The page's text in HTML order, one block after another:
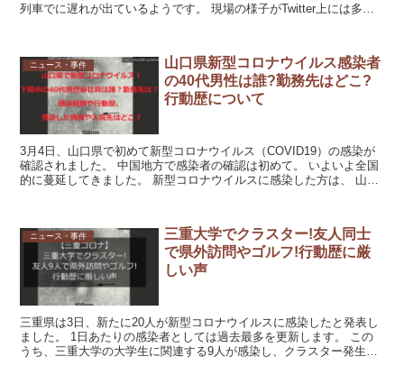
列車でに遅れが出ているようです。 現場の様子がTwitter上には多く
ニュース・事件
山口県新型コロナウイルス感染者
の40代男性は誰?勤務先はどこ?
行動歴について
3月4日、山口県で初めて新型コロナウイルス（COVID19）の感染が
確認されました。 中国地方で感染者の確認は初めて。 いよいよ全国
的に蔓延してきました。 新型コロナウイルスに感染した方は、 山口
ニュース・事件
三重大学でクラスター!友人同士
で県外訪問やゴルフ!行動歴に厳
しい声
三重県は3日、新たに20人が新型コロナウイルスに感染したと発表し
ました。 1日あたりの感染者としては過去最多を更新します。 この
うち、三重大学の大学生に関連する9人が感染し、クラスター発生と